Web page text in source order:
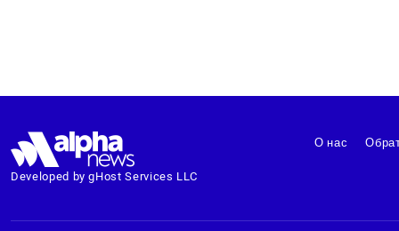
Developed by gHost Services LLC
О нас